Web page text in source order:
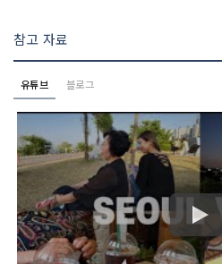
참고 자료
유튜브 블로그